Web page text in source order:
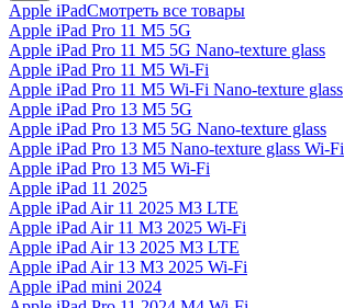
Apple iPadСмотреть все товары
Apple iPad Pro 11 M5 5G
Apple iPad Pro 11 M5 5G Nano-texture glass
Apple iPad Pro 11 M5 Wi-Fi
Apple iPad Pro 11 M5 Wi-Fi Nano-texture glass
Apple iPad Pro 13 M5 5G
Apple iPad Pro 13 M5 5G Nano-texture glass
Apple iPad Pro 13 M5 Nano-texture glass Wi-Fi
Apple iPad Pro 13 M5 Wi-Fi
Apple iPad 11 2025
Apple iPad Air 11 2025 M3 LTE
Apple iPad Air 11 M3 2025 Wi-Fi
Apple iPad Air 13 2025 M3 LTE
Apple iPad Air 13 M3 2025 Wi-Fi
Apple iPad mini 2024